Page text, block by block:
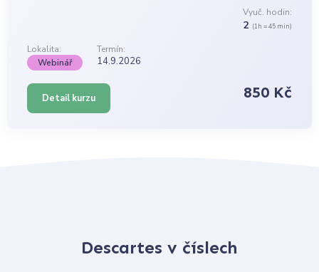
Vyuč. hodin:
2 (1h = 45 min)
Lokalita:
Termín:
Webinář
14.9.2026
Detail kurzu 850 Kč
Descartes v číslech